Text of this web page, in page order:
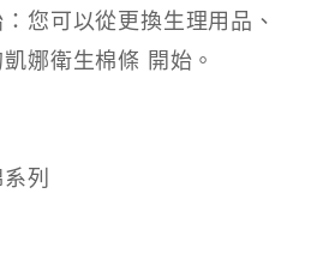
您可以從更換生理用品、
娜衛生棉條 開始。​
列​